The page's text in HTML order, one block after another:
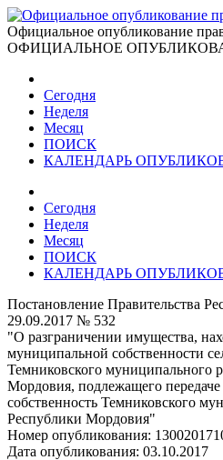
Официальное опубликование
ОФИЦИАЛЬНОЕ
Сегодня
Неделя
Месяц
ПОИСК
КАЛЕНДАРЬ
Сегодня
Неделя
Месяц
ПОИСК
КАЛЕНДАРЬ
Постановление Правительства
29.09.2017 № 532
"О разграничении имущества,
муниципальной собственности
Темниковского муниципального
Мордовия, подлежащего
собственность Темниковского
Республики Мордовия"
Номер опубликования:
Дата опубликования: 03.10.2017